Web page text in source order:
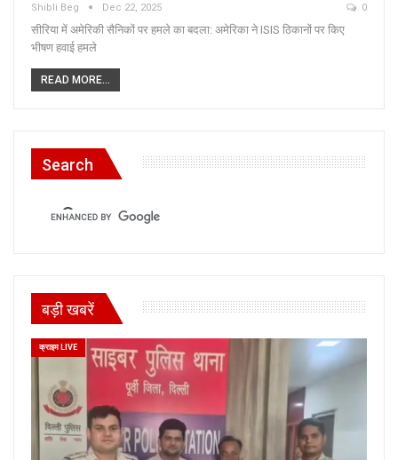
Shibli Beg Dec 22, 2025 0
सीरिया में अमेरिकी सैनिकों पर हमले का बदला: अमेरिका ने ISIS ठिकानों पर किए
भीषण हवाई हमले
READ MORE...
Search
बड़ी खबरें
क्राइम LIVE